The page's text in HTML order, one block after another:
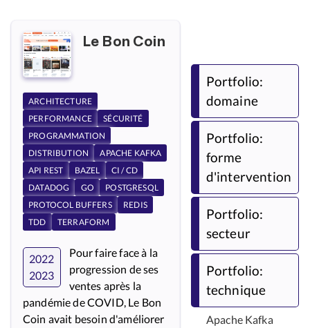
Le Bon Coin
ARCHITECTURE
PERFORMANCE
SÉCURITÉ
PROGRAMMATION
DISTRIBUTION
APACHE KAFKA
API REST
BAZEL
CI / CD
DATADOG
GO
POSTGRESQL
PROTOCOL BUFFERS
REDIS
TDD
TERRAFORM
2022
2023
Pour faire face à la
progression de ses
ventes après la
pandémie de COVID, Le Bon
Coin avait besoin d'améliorer
Portfolio:
domaine
Portfolio:
forme
d'intervention
Portfolio:
secteur
Portfolio:
technique
Apache Kafka